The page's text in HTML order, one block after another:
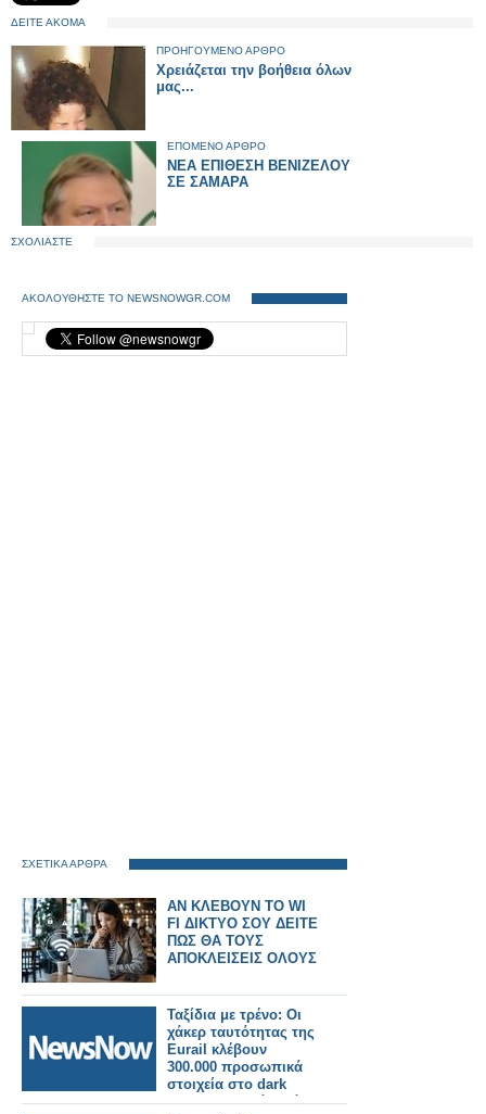
ΔΕΙΤΕ ΑΚΟΜΑ
ΠΡΟΗΓΟΥΜΕΝΟ ΑΡΘΡΟ
Xρειάζεται την βοήθεια όλων
μας...
ΕΠΟΜΕΝΟ ΑΡΘΡΟ
ΝΕΑ ΕΠΙΘΕΣΗ ΒΕΝΙΖΕΛΟΥ
ΣΕ ΣΑΜΑΡΑ
ΣΧΟΛΙΑΣΤΕ
ΑΚΟΛΟΥΘΗΣΤΕ ΤΟ NEWSNOWGR.COM
ΣΧΕΤΙΚΑ ΑΡΘΡΑ
ΑΝ ΚΛΕΒΟΥΝ ΤΟ WI
FI ΔΙΚΤΥΟ ΣΟΥ ΔΕΙΤΕ
ΠΩΣ ΘΑ ΤΟΥΣ
ΑΠΟΚΛΕΙΣΕΙΣ ΟΛΟΥΣ
Ταξίδια με τρένο: Οι
χάκερ ταυτότητας της
Eurail κλέβουν
300.000 προσωπικά
στοιχεία στο dark
web! (σκοτεινό ιστό).